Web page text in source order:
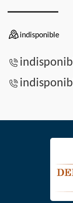
indisponible